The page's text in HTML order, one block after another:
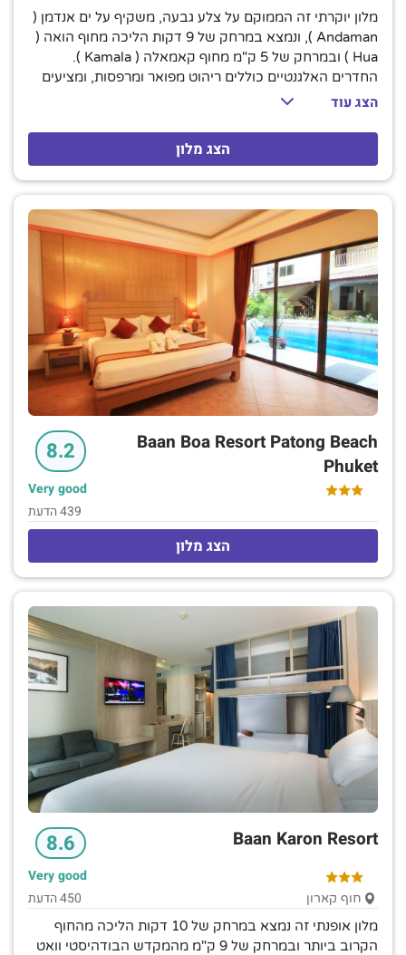
מלון יוקרתי זה הממוקם על צלע גבעה, משקיף על ים אנדמן (
Andaman ), ונמצא במרחק של 9 דקות הליכה מחוף הואה (
Hua ) ובמרחק של 5 ק"מ מחוף קאמאלה ( Kamala ).
החדרים האלגנטיים כוללים ריהוט מפואר ומרפסות, ומציעים
נוף לים, אינטרנט אלחוטי, מסכים שטוחים, ספות ושולחנות
גישה ישירה לבריכה ו/או בריכות פרטיות. וילות מפוארות עם
חדר שינה אחד עד 5 חדרי שינה מוסיפות מטבחים. יש כאן
מסעדה מפוארת, טרקלין מוקף זכוכית, חוף פרטי, בריכה עם
שפת אינסוף ובר קוקטיילים, כמו גם חדר כושר ומגרש טניס.
שיעורי בישול תאילנדי, עיסויים וטיפולי ספא זמינים, כמו גם
ארוחת בוקר וחניה.
הצג עוד
הצג מלון
Baan Boa Resort Patong Beach
Phuket
8.2
Very good
439 הדעת
הצג מלון
Baan Karon Resort
8.6
חוף קארון
Very good
450 הדעת
מלון אופנתי זה נמצא במרחק של 10 דקות הליכה מהחוף
הקרוב ביותר ובמרחק של 9 ק"מ מהמקדש הבודהיסטי וואט